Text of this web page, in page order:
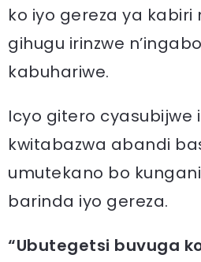
ko iyo gereza ya kabiri
gihugu irinzwe
kabuhariwe.
Icyo gitero cyasubijwe
kwitabazwa abandi
umutekano bo
barinda iyo gereza.
“Ubutegetsi buvuga